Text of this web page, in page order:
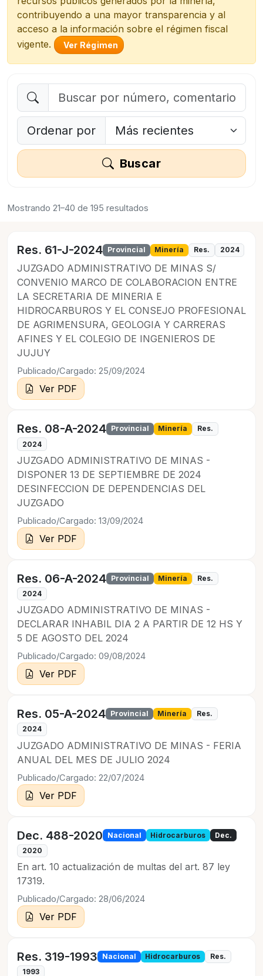
contribuyendo a una mayor transparencia y al
acceso a la información sobre el régimen fiscal
vigente.
Ver Régimen
Ordenar por
Buscar
Mostrando 21–40 de 195 resultados
Res. 61-J-2024 Provincial Minería Res. 2024
JUZGADO ADMINISTRATIVO DE MINAS S/
CONVENIO MARCO DE COLABORACION ENTRE
LA SECRETARIA DE MINERIA E
HIDROCARBUROS Y EL CONSEJO PROFESIONAL
DE AGRIMENSURA, GEOLOGIA Y CARRERAS
AFINES Y EL COLEGIO DE INGENIEROS DE
JUJUY
Publicado/Cargado: 25/09/2024
Ver PDF
Res. 08-A-2024 Provincial Minería
Res.
2024
JUZGADO ADMINISTRATIVO DE MINAS -
DISPONER 13 DE SEPTIEMBRE DE 2024
DESINFECCION DE DEPENDENCIAS DEL
JUZGADO
Publicado/Cargado: 13/09/2024
Ver PDF
Res. 06-A-2024 Provincial Minería
Res.
2024
JUZGADO ADMINISTRATIVO DE MINAS -
DECLARAR INHABIL DIA 2 A PARTIR DE 12 HS Y
5 DE AGOSTO DEL 2024
Publicado/Cargado: 09/08/2024
Ver PDF
Res. 05-A-2024 Provincial Minería
Res.
2024
JUZGADO ADMINISTRATIVO DE MINAS - FERIA
ANUAL DEL MES DE JULIO 2024
Publicado/Cargado: 22/07/2024
Ver PDF
Dec. 488-2020 Nacional Hidrocarburos
Dec.
2020
En art. 10 actualización de multas del art. 87 ley
17319.
Publicado/Cargado: 28/06/2024
Ver PDF
Res. 319-1993 Nacional Hidrocarburos
Res.
1993